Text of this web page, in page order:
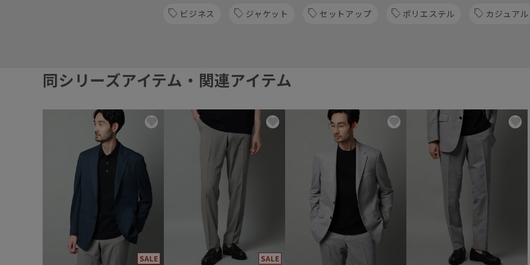
ビジネス ジャケット セットアップ ポリエステル カジュアル
同シリーズアイテム・関連アイテム